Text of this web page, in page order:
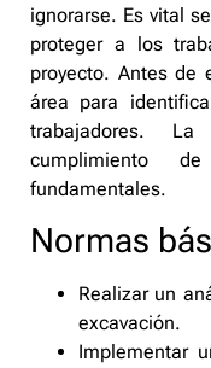
ignorarse. Es vital
proteger a los
proyecto. Antes de
área para
trabajadores.
cumplimiento
fundamentales.
Normas
Realizar un
excavación.
Implementar